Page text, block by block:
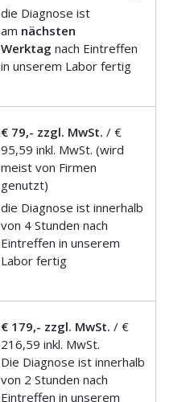
die Diagnose ist
am nächsten
Werktag nach Eintreffen
in unserem Labor fertig
€ 79,- zzgl. MwSt. / €
95,59 inkl. MwSt. (wird
meist von Firmen
genutzt)
die Diagnose ist innerhalb
von 4 Stunden nach
Eintreffen in unserem
Labor fertig
€ 179,- zzgl. MwSt. / €
216,59 inkl. MwSt.
Die Diagnose ist innerhalb
von 2 Stunden nach
Eintreffen in unserem